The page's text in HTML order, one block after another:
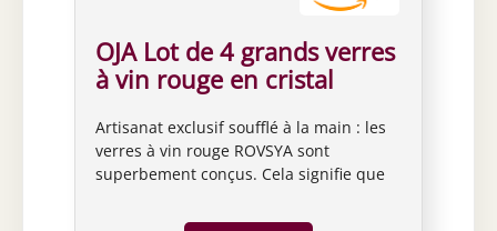
OJA Lot de 4 grands verres
à vin rouge en cristal
Verres à bordeaux légers
et transparents - Idéal
pour la dégustation de vin,
Noël, anniversaire de
Artisanat exclusif soufflé à la main : les
verres à vin rouge ROVSYA sont
superbement conçus. Cela signifie que
individuellement soufflé à la bouche et